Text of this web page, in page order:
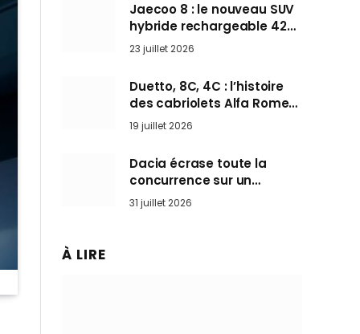
Jaecoo 8 : le nouveau SUV
hybride rechargeable 428
ch qui vise l’Audi Q7 arrive
en Europe cet automne
23 juillet 2026
Duetto, 8C, 4C : l’histoire
des cabriolets Alfa Romeo,
ces Spider qui ont défini
l’art de rouler cheveux au
vent
19 juillet 2026
Dacia écrase toute la
concurrence sur un
marché où personne ne
l’attendait
31 juillet 2026
À LIRE